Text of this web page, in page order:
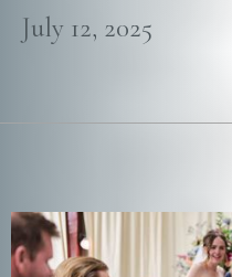
July 12, 2025